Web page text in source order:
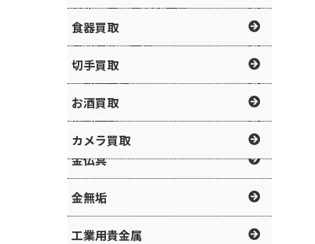
クルーガーランド金貨
カンガルー金貨
歯科貴金属
小判大判
金仏具
金無垢
工業用貴金属
食器買取
切手買取
お酒買取
カメラ買取